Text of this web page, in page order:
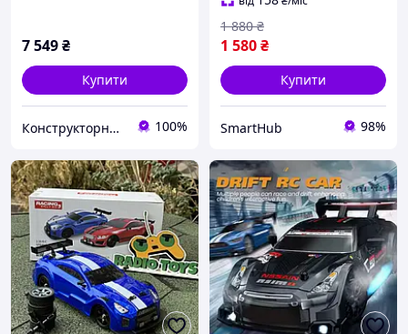
7 549₴
Купити
Конструкторний Вимір 100%
1 580₴
1 880 ₴
Купити
SmartHub 98%